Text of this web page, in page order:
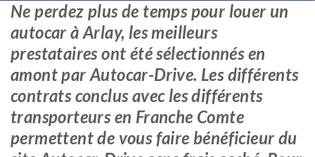
Ne perdez plus de temps pour louer un
autocar à Arlay, les meilleurs
prestataires ont été sélectionnés en
amont par Autocar-Drive. Les différents
contrats conclus avec les différents
transporteurs en Franche Comte
permettent de vous faire bénéficieur du